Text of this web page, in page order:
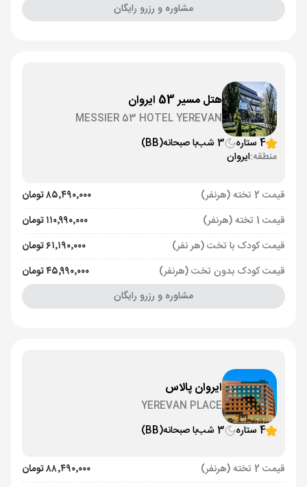
مشاوره و رزرو رایگان
هتل مسیر 53 ایروان
MESSIER 53 HOTEL YEREVAN
4 ستاره
3 شب با صبحانه(BB)
منطقه:ایروان
قیمت 2 تخته (هرنفر)
۸۵٬۴۹۰٬۰۰۰ تومان
قیمت 1 تخته (هرنفر)
۱۱۰٬۹۹۰٬۰۰۰ تومان
قیمت کودک با تخت (هر نفر)
۶۱٬۱۹۰٬۰۰۰ تومان
قیمت کودک بدون تخت (هرنفر)
۴۵٬۹۹۰٬۰۰۰ تومان
مشاوره و رزرو رایگان
ایروان پالاس
YEREVAN PLACE
4 ستاره
3 شب با صبحانه(BB)
قیمت 2 تخته (هرنفر)
۸۸٬۴۹۰٬۰۰۰ تومان